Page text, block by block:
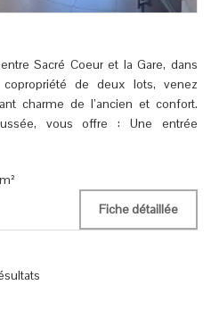
Sacré Coeur et la Gare, dans
de deux lots, venez
charme de l’ancien et confort.
vous offre : Une entrée
Fiche détaillée